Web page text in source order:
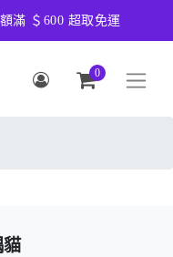
滿 ＄600 超取免運
0
貓